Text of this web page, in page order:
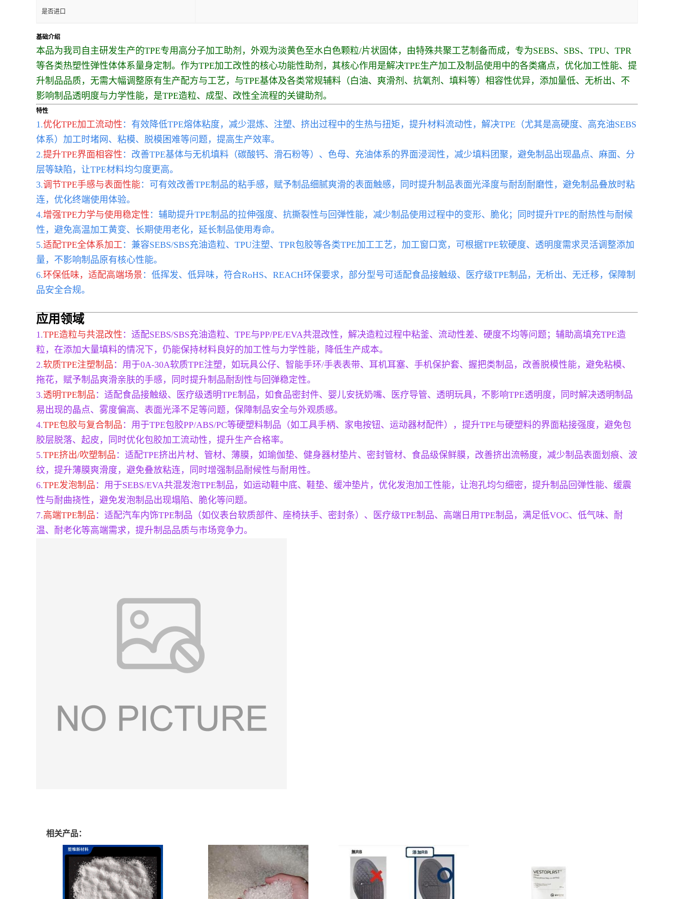
是否进口
基础介绍
本品为我司自主研发生产的TPE专用高分子加工助剂，外观为淡黄色至水白色颗粒/片状固体，由特殊共聚工艺制备而成，专为SEBS、SBS、TPU、TPR
等各类热塑性弹性体体系量身定制。作为TPE加工改性的核心功能性助剂，其核心作用是解决TPE生产加工及制品使用中的各类痛点，优化加工性能、提
升制品品质，无需大幅调整原有生产配方与工艺，与TPE基体及各类常规辅料（白油、爽滑剂、抗氧剂、填料等）相容性优异，添加量低、无析出、不
影响制品透明度与力学性能，是TPE造粒、成型、改性全流程的关键助剂。
特性
1.优化TPE加工流动性 ：有效降低TPE熔体粘度，减少混炼、注塑、挤出过程中的生热与扭矩，提升材料流动性，解决TPE（尤其是高硬度、高充油SEBS
体系）加工时堵网、粘模、脱模困难等问题，提高生产效率。
2.提升TPE界面相容性 ：改善TPE基体与无机填料（碳酸钙、滑石粉等）、色母、充油体系的界面浸润性，减少填料团聚，避免制品出现晶点、麻面、分
层等缺陷，让TPE材料均匀度更高。
3.调节TPE手感与表面性能：可有效改善TPE制品的粘手感，赋予制品细腻爽滑的表面触感，同时提升制品表面光泽度与耐刮耐磨性，避免制品叠放时粘
连，优化终端使用体验。
4.增强TPE力学与使用稳定性 ：辅助提升TPE制品的拉伸强度、抗撕裂性与回弹性能，减少制品使用过程中的变形、脆化；同时提升TPE的耐热性与耐候
性，避免高温加工黄变、长期使用老化，延长制品使用寿命。
5.适配TPE全体系加工 ：兼容SEBS/SBS充油造粒、TPU注塑、TPR包胶等各类TPE加工工艺，加工窗口宽，可根据TPE软硬度、透明度需求灵活调整添加
量，不影响制品原有核心性能。
6.环保低味，适配高端场景 ：低挥发、低异味，符合RoHS、REACH环保要求，部分型号可适配食品接触级、医疗级TPE制品，无析出、无迁移，保障制
品安全合规。
应用领域
1.TPE造粒与共混改性 ：适配SEBS/SBS充油造粒、TPE与PP/PE/EVA共混改性，解决造粒过程中粘釜、流动性差、硬度不均等问题；辅助高填充TPE造
粒，在添加大量填料的情况下，仍能保持材料良好的加工性与力学性能，降低生产成本。
2.软质TPE注塑制品 ：用于0A-30A软质TPE注塑，如玩具公仔、智能手环/手表表带、耳机耳塞、手机保护套、握把类制品，改善脱模性能，避免粘模、
拖花，赋予制品爽滑亲肤的手感，同时提升制品耐刮性与回弹稳定性。
3.透明TPE制品 ：适配食品接触级、医疗级透明TPE制品，如食品密封件、婴儿安抚奶嘴、医疗导管、透明玩具，不影响TPE透明度，同时解决透明制品
易出现的晶点、雾度偏高、表面光泽不足等问题，保障制品安全与外观质感。
4.TPE包胶与复合制品 ：用于TPE包胶PP/ABS/PC等硬塑料制品（如工具手柄、家电按钮、运动器材配件），提升TPE与硬塑料的界面粘接强度，避免包
胶层脱落、起皮，同时优化包胶加工流动性，提升生产合格率。
5.TPE挤出/吹塑制品 ：适配TPE挤出片材、管材、薄膜，如瑜伽垫、健身器材垫片、密封管材、食品级保鲜膜，改善挤出流畅度，减少制品表面划痕、波
纹，提升薄膜爽滑度，避免叠放粘连，同时增强制品耐候性与耐用性。
6.TPE发泡制品 ：用于SEBS/EVA共混发泡TPE制品，如运动鞋中底、鞋垫、缓冲垫片，优化发泡加工性能，让泡孔均匀细密，提升制品回弹性能、缓震
性与耐曲挠性，避免发泡制品出现塌陷、脆化等问题。
7.高端TPE制品 ：适配汽车内饰TPE制品（如仪表台软质部件、座椅扶手、密封条）、医疗级TPE制品、高端日用TPE制品，满足低VOC、低气味、耐
温、耐老化等高端需求，提升制品品质与市场竞争力。
相关产品：